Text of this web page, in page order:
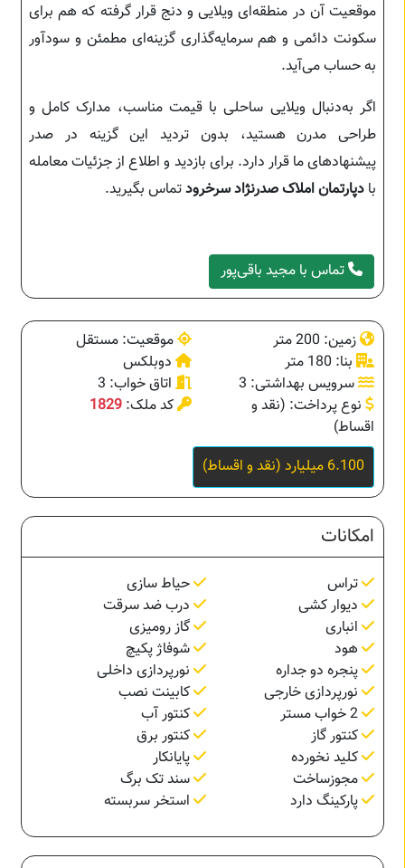
موقعیت آن در منطقه‌ای ویلایی و دنج قرار گرفته که هم برای
سکونت دائمی و هم سرمایه‌گذاری گزینه‌ای مطمئن و سودآور
به حساب می‌آید.
اگر به‌دنبال ویلایی ساحلی با قیمت مناسب، مدارک کامل و
طراحی مدرن هستید، بدون تردید این گزینه در صدر
پیشنهادهای ما قرار دارد. برای بازدید و اطلاع از جزئیات معامله
با دپارتمان املاک صدرنژاد سرخرودتماس بگیرید.
تماس با مجید باقی‌پور
زمین: 200 متر
موقعیت: مستقل
بنا: 180 متر
دوبلکس
سرویس بهداشتی: 3
اتاق خواب: 3
نوع پرداخت: (نقد و
اقساط)
کد ملک: 1829
6.100 میلیارد (نقد و اقساط)
امکانات
تراس
حیاط سازی
دیوار کشی
درب ضد سرقت
انباری
گاز رومیزی
هود
شوفاژ پکیچ
پنجره دو جداره
نورپردازی داخلی
نورپردازی خارجی
کابینت نصب
کنتور آب
کنتور گاز
کنتور برق
کلید نخورده
پایانکار
مجوزساخت
سند تک برگ
پارکینگ دارد
استخر سربسته